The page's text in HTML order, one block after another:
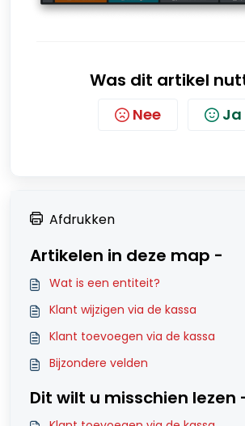
Was dit artikel
Nee Ja
Afdrukken
Artikelen in deze map -
Wat is een entiteit?
Klant wijzigen via de kassa
Klant toevoegen via de kassa
Bijzondere velden
Dit wilt u misschien lezen